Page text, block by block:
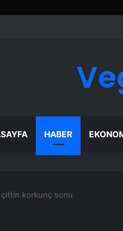
Saç ve Kirpiklerde Etkili
HABER
korkunç sonu